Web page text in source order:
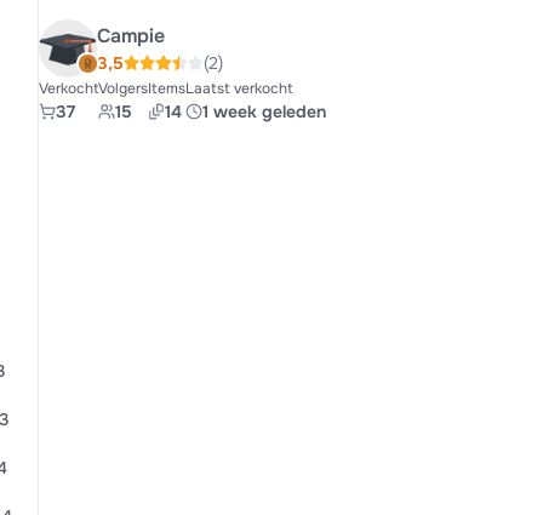
Campie
3,5 (2)
Verkocht
37
Volgers
15
Items
14
Laatst verkocht
1 week geleden